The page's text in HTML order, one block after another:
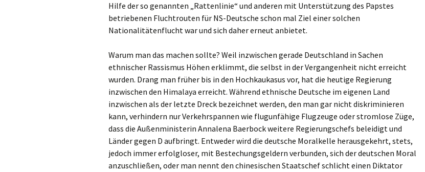
Hilfe der so genannten „Rattenlinie“ und anderen mit Unterstützung des Papstes
betriebenen Fluchtrouten für NS-Deutsche schon mal Ziel einer solchen
Nationalitätenflucht war und sich daher erneut anbietet.
Warum man das machen sollte? Weil inzwischen gerade Deutschland in Sachen
ethnischer Rassismus Höhen erklimmt, die selbst in der Vergangenheit nicht erreicht
wurden. Drang man früher bis in den Hochkaukasus vor, hat die heutige Regierung
inzwischen den Himalaya erreicht. Während ethnische Deutsche im eigenen Land
inzwischen als der letzte Dreck bezeichnet werden, den man gar nicht diskriminieren
kann, verhindern nur Verkehrspannen wie flugunfähige Flugzeuge oder stromlose Züge,
dass die Außenministerin Annalena Baerbock weitere Regierungschefs beleidigt und
Länder gegen D aufbringt. Entweder wird die deutsche Moralkelle herausgekehrt, stets,
jedoch immer erfolgloser, mit Bestechungsgeldern verbunden, sich der deutschen Moral
anzuschließen, oder man nennt den chinesischen Staatschef schlicht einen Diktator